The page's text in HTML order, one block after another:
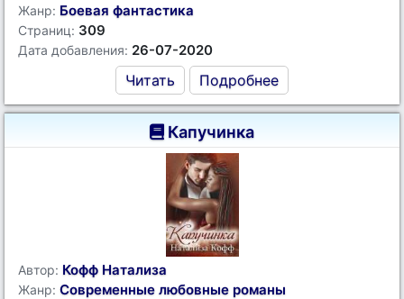
Жанр: Боевая фантастика
Страниц: 309
Дата добавления: 26-07-2020
Читать Подробнее
Капучинка
Автор: Кофф Натализа
Жанр: Современные любовные романы